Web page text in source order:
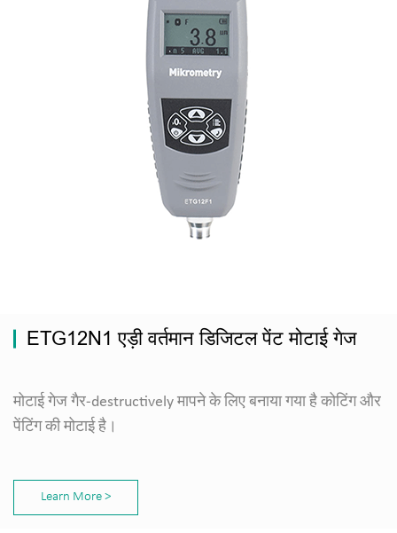
ETG12N1 एड़ी वर्तमान डिजिटल पेंट मोटाई गेज
मोटाई गेज गैर-destructively मापने के लिए बनाया गया है कोटिंग और
पेंटिंग की मोटाई है।
Learn More >